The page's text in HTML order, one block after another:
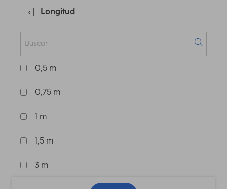
Longitud
0,5 m
0,75 m
1 m
1,5 m
3 m